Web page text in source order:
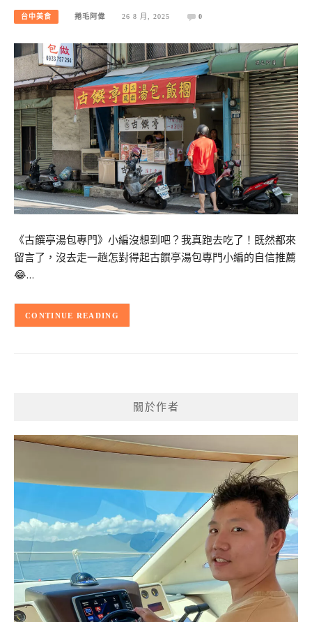
台中美食 捲毛阿偉 26 8 月, 2025 0
《古饌亭湯包專門》小編沒想到吧？我真跑去吃了！既然都來
留言了，沒去走一趟怎對得起古饌亭湯包專門小編的自信推薦
😂…
CONTINUE READING
關於作者